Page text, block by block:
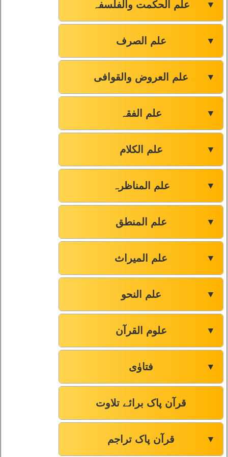
علم الحکمت والفلسفہ ▼
علم الصرف ▼
علم العروض والقوافی ▼
علم الفقہ ▼
علم الکلام ▼
علم المناظرہ ▼
علم المنطق ▼
علم المیراث ▼
علم النحو ▼
علوم القرآن ▼
فتاوٰی ▼
قرآن پاک برائے تلاوت
قرآن پاک تراجم ▼